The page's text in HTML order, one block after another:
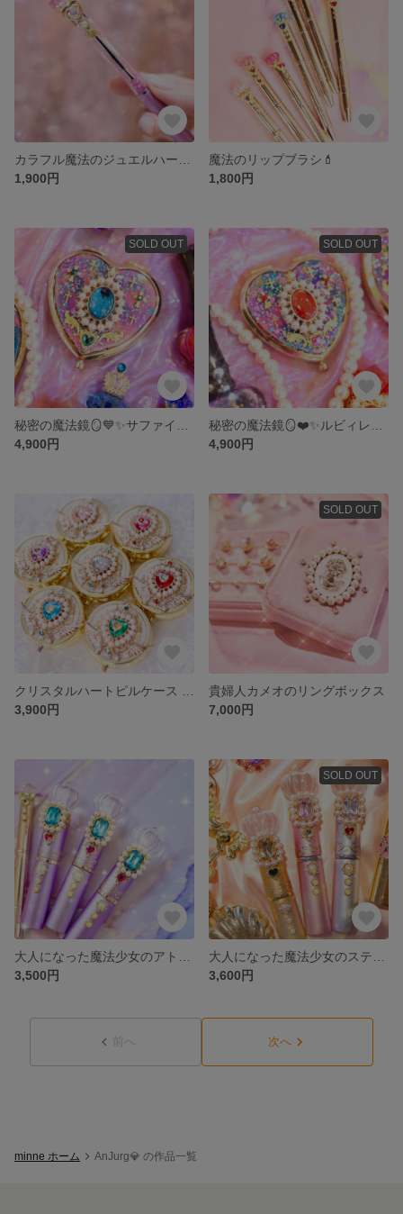
1,900円
魔法のリップブラシ💄
1,800円
SOLD OUT
4,900円
SOLD OUT
4,900円
3,900円
SOLD OUT
貴婦人カメオのリングボックス
7,000円
3,500円
SOLD OUT
3,600円
前へ 次へ
minne ホーム AnJurg💎 の作品一覧